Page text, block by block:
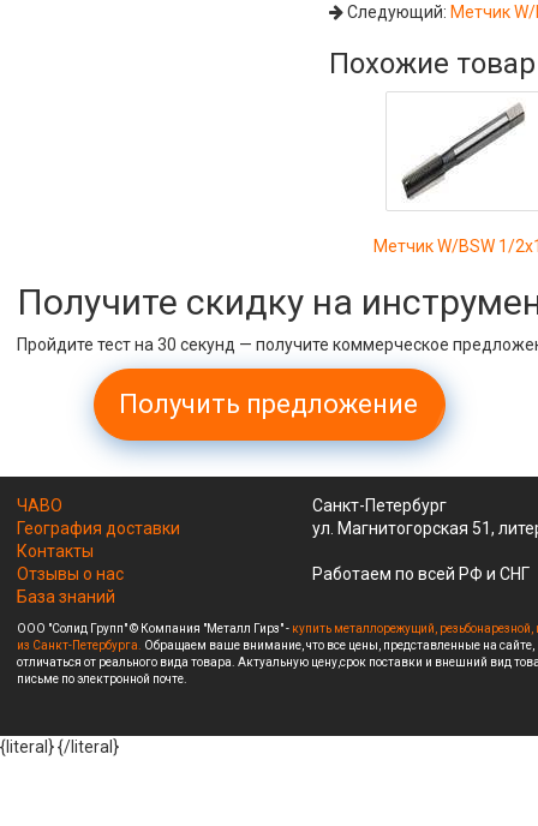
Следующий: Метчик
Похожие
Метчик W/BSW 1/
Получите скидку на
Пройдите тест на 30 секунд — получите коммерческое
Получить предложение
ЧАВО
География доставки
Контакты
Отзывы о нас
База знаний
Санкт-Петербург
ул. Магнитогорская 51,
Работаем по всей РФ и СНГ
ООО "Солид Групп" © Компания "Металл Гирз" - купить металлорежущий,
из Санкт-Петербурга. Обращаем ваше внимание, что все цены, представленные на
отличаться от реального вида товара. Актуальную цену,срок поставки и внешний вид
письме по электронной почте.
{literal}{/literal}